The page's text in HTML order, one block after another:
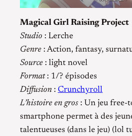
Magical Girl Raising Project
Studio : Lerche
Genre : Action, fantasy,
Source : light novel
Format: 1/? épisodes
Diffusion : Crunchyroll
L’histoire en gros : Un jeu free-
smartphone permet à des
talentueuses (dans le jeu) (lol